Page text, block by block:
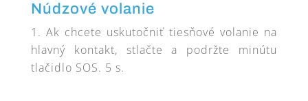
Núdzové volanie
Ak chcete uskutočniť tiesňové volanie na
hlavný kontakt, stlačte a podržte minútu
tlačidlo SOS. 5 s.